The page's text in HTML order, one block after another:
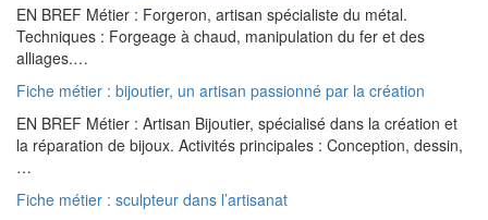
EN BREF Métier : Forgeron, artisan spécialiste du métal.
Techniques : Forgeage à chaud, manipulation du fer et des
alliages.…
Fiche métier : bijoutier, un artisan passionné par la création
EN BREF Métier : Artisan Bijoutier, spécialisé dans la création et
la réparation de bijoux. Activités principales : Conception, dessin,
…
Fiche métier : sculpteur dans l’artisanat